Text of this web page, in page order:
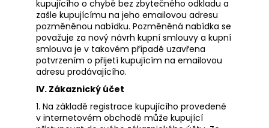
kupujícího o chybě bez zbytečného odkladu a
zašle kupujícímu na jeho emailovou adresu
pozměněnou nabídku. Pozměněná nabídka se
považuje za nový návrh kupní smlouvy a kupní
smlouva je v takovém případě uzavřena
potvrzením o přijetí kupujícím na emailovou
adresu prodávajícího.
IV. Zákaznický účet
1. Na základě registrace kupujícího provedené
v internetovém obchodě může kupující